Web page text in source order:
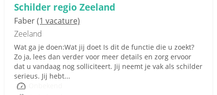
Schilder regio Zeeland
Faber(1 vacature)
Zeeland
Wat ga je doen:Wat jij doet Is dit de functie die u zoekt?
Zo ja, lees dan verder voor meer details en zorg ervoor
dat u vandaag nog solliciteert. Jij neemt je vak als schilder
serieus. Jij hebt...